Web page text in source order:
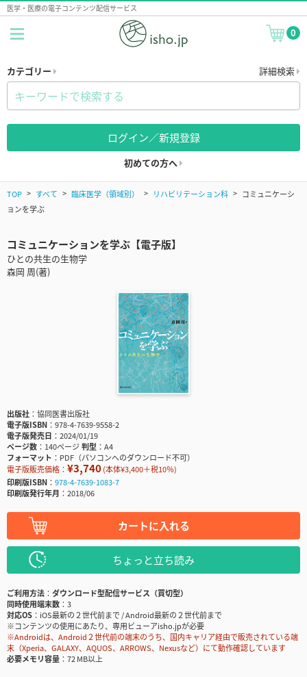
医学・医療の電子コンテンツ配信サービス
0
カテゴリー 詳細検索
ログイン／新規登録
初めての方へ
TOP すべて 臨床医学（領域別） リハビリテーション科
コミュニケーシ
ョンを学ぶ
コミュニケーションを学ぶ【電子版】
ひとの共生の生物学
森岡 周(著)
出版社
協同医書出版社
電子版ISBN
978-4-7639-9558-2
電子版発売日
2024/01/19
ページ数
140ページ判型
A4
フォーマット
PDF（パソコンへのダウンロード不可）
電子版販売価格： ¥3,740(本体¥3,400＋税10％)
印刷版ISBN
978-4-7639-1083-7
印刷版発行年月
2018/06
カートに入れる
ちょっと立ち読み
ご利用方法
ダウンロード型配信サービス（買切型）
同時使用端末数
3
対応OS
iOS最新の２世代前まで / Android最新の２世代前まで
※コンテンツの使用にあたり、専用ビューアisho.jpが必要
※Androidは、Android２世代前の端末のうち、国内キャリア経由で販売されている端
末（Xperia、GALAXY、AQUOS、ARROWS、Nexusなど）にて動作確認しています
必要メモリ容量
72 MB以上